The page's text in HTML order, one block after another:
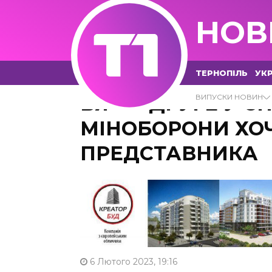
ТЕРНОПІЛЬ
ВИПУСКИ НОВИН
ВЖЕ ВДРУГЕ У
МІНОБОРОНИ
ПРЕДСТАВНИКА
6 Лютого 2023, 19:16